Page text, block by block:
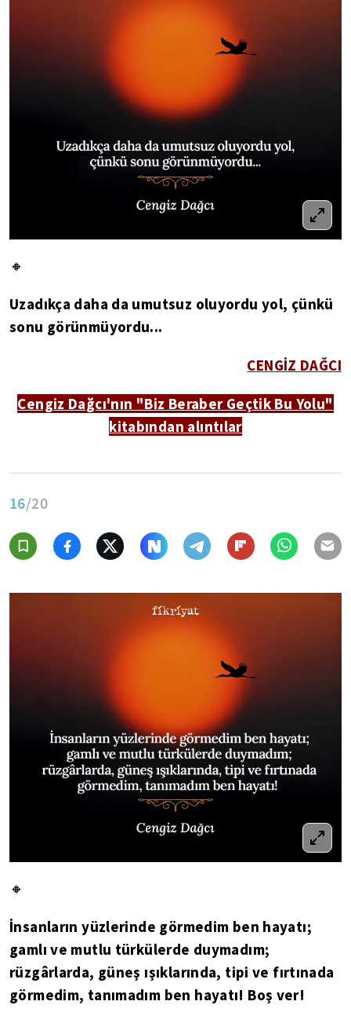
🔸
Uzadıkça daha da umutsuz oluyordu yol, çünkü
sonu görünmüyordu...
CENGİZ DAĞCI
Cengiz Dağcı'nın "Biz Beraber Geçtik Bu Yolu"
kitabından alıntılar
16/20
🔸
İnsanların yüzlerinde görmedim ben hayatı;
gamlı ve mutlu türkülerde duymadım;
rüzgârlarda, güneş ışıklarında, tipi ve fırtınada
görmedim, tanımadım ben hayatı! Boş ver!